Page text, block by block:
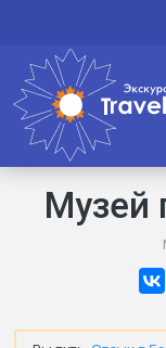
Музей